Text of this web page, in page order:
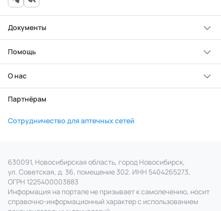
Документы
Помощь
О нас
Партнёрам
Сотрудничество для аптечных сетей
630091, Новосибирская область, город Новосибирск,
ул. Советская, д. 36, помещение 302. ИНН 5404265273,
ОГРН 1225400003883
Информация на портале не призывает к самолечению, носит
справочно‑информационный характер с использованием